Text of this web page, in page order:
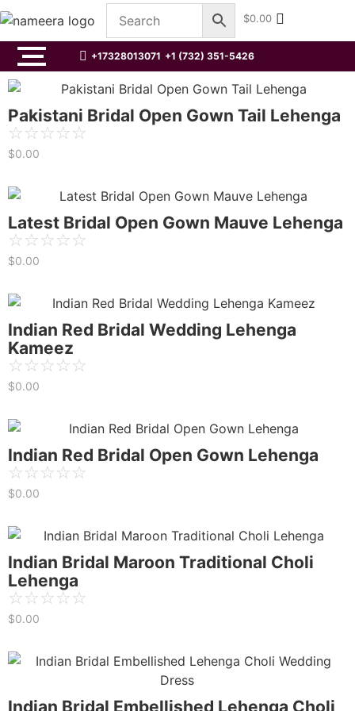
$0.00
+17328013071 +1 (732) 351-5426
Pakistani Bridal Open Gown Tail Lehenga
☆☆☆☆☆
$0.00
Latest Bridal Open Gown Mauve Lehenga
☆☆☆☆☆
$0.00
Indian Red Bridal Wedding Lehenga
Kameez
☆☆☆☆☆
$0.00
Indian Red Bridal Open Gown Lehenga
☆☆☆☆☆
$0.00
Indian Bridal Maroon Traditional Choli
Lehenga
☆☆☆☆☆
$0.00
Indian Bridal Embellished Lehenga Choli